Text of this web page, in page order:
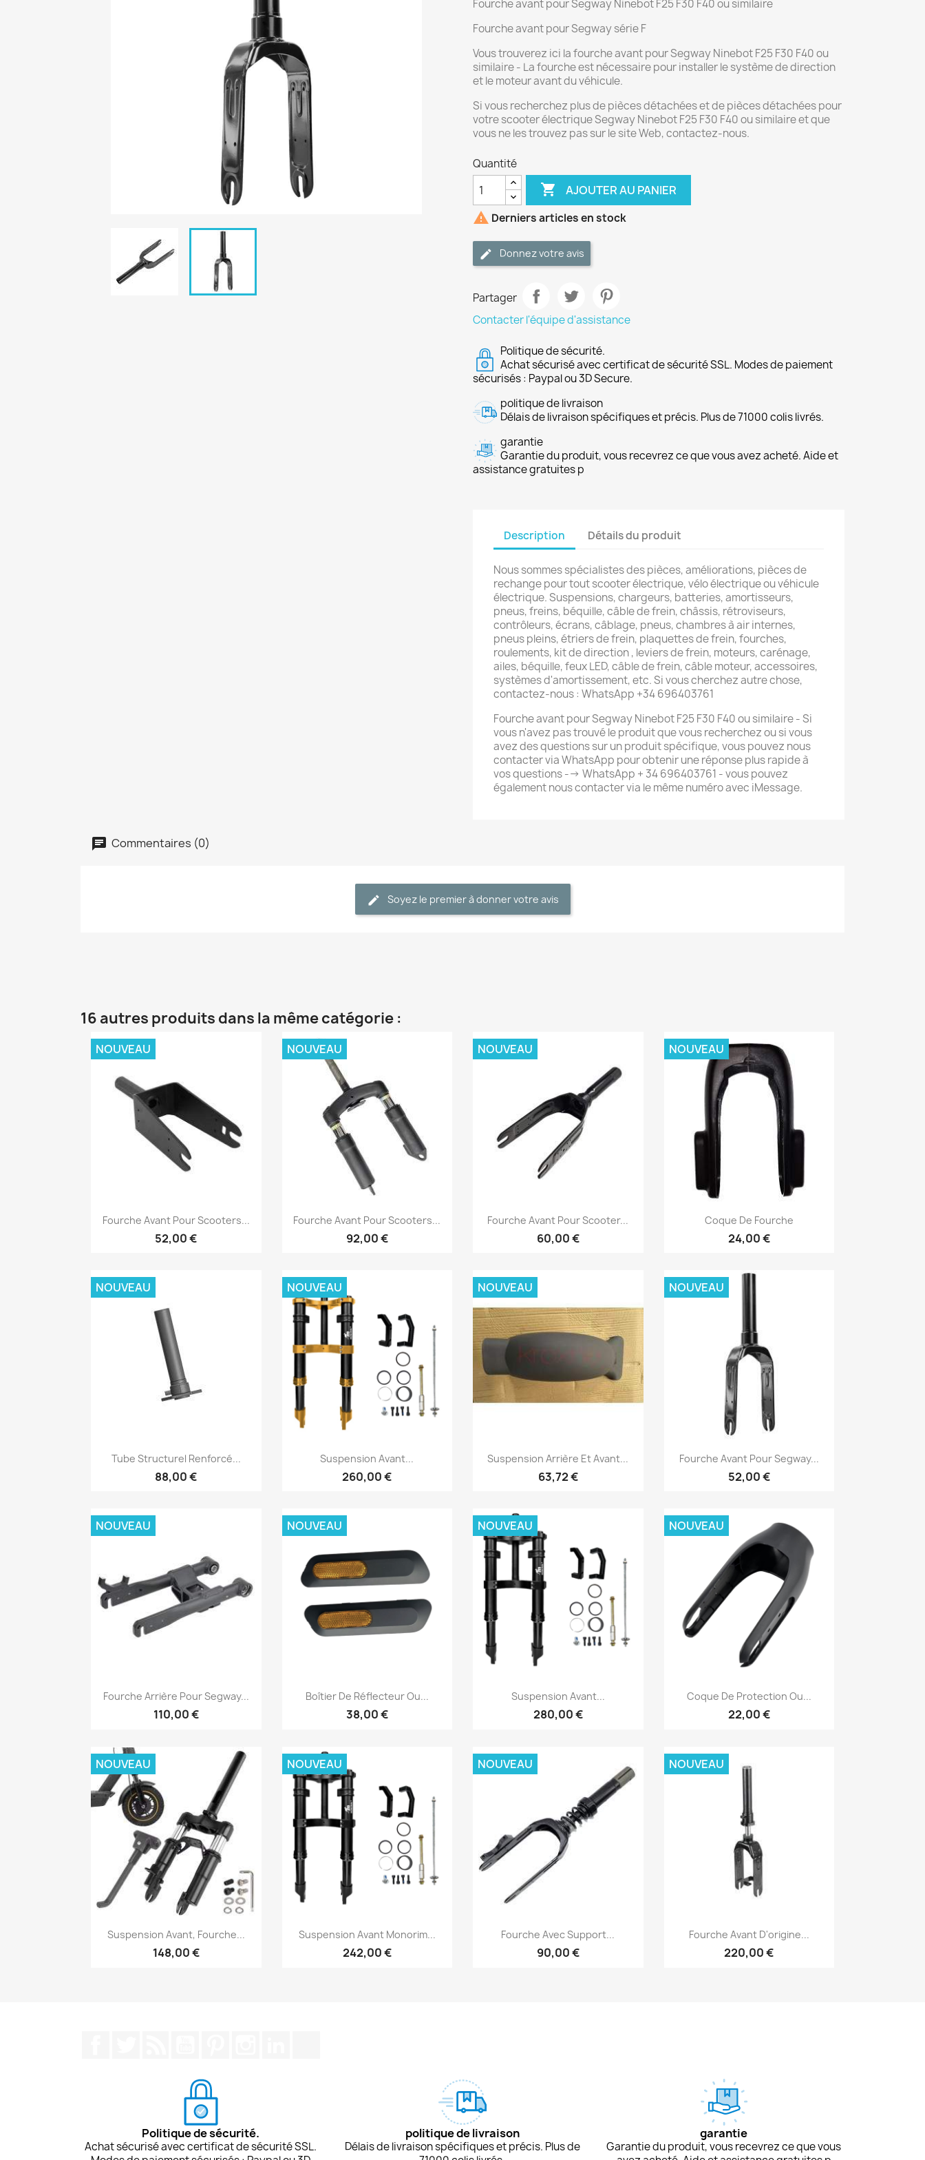
Fourche avant pour Segway Ninebot F25 F30 F40 ou similaire
Fourche avant pour Segway série F
Vous trouverez ici la fourche avant pour Segway Ninebot F25 F30 F40 ou
similaire - La fourche est nécessaire pour installer le système de direction
et le moteur avant du véhicule.
Si vous recherchez plus de pièces détachées et de pièces détachées pour
votre scooter électrique Segway Ninebot F25 F30 F40 ou similaire et que
vous ne les trouvez pas sur le site Web, contactez-nous.
Quantité
 AJOUTER AU PANIER
 Derniers articles en stock
Donnez votre avis
Partager
Contacter l'équipe d'assistance
Politique de sécurité.
Achat sécurisé avec certificat de sécurité SSL. Modes de paiement
sécurisés : Paypal ou 3D Secure.
politique de livraison
Délais de livraison spécifiques et précis. Plus de 71000 colis livrés.
garantie
Garantie du produit, vous recevrez ce que vous avez acheté. Aide et
assistance gratuites p
Description Détails du produit
Nous sommes spécialistes des pièces, améliorations, pièces de
rechange pour tout scooter électrique, vélo électrique ou véhicule
électrique. Suspensions, chargeurs, batteries, amortisseurs,
pneus, freins, béquille, câble de frein, châssis, rétroviseurs,
contrôleurs, écrans, câblage, pneus, chambres à air internes,
pneus pleins, étriers de frein, plaquettes de frein, fourches,
roulements, kit de direction , leviers de frein, moteurs, carénage,
ailes, béquille, feux LED, câble de frein, câble moteur, accessoires,
systèmes d'amortissement, etc. Si vous cherchez autre chose,
contactez-nous : WhatsApp +34 696403761
Fourche avant pour Segway Ninebot F25 F30 F40 ou similaire - Si
vous n'avez pas trouvé le produit que vous recherchez ou si vous
avez des questions sur un produit spécifique, vous pouvez nous
contacter via WhatsApp pour obtenir une réponse plus rapide à
vos questions --> WhatsApp + 34 696403761 - vous pouvez
également nous contacter via le même numéro avec iMessage.
Commentaires (0)
Soyez le premier à donner votre avis
16 autres produits dans la même catégorie :
Aperçu rapide
Fourche Avant Pour Scooters...
52,00 €
NOUVEAU
Aperçu rapide
Fourche Avant Pour Scooters...
92,00 €
NOUVEAU
 Aperçu rapide
Fourche Avant Pour Scooter...
60,00 €
NOUVEAU
Aperçu rapide
Coque De Fourche
24,00 €
NOUVEAU
Aperçu rapide
Tube Structurel Renforcé...
88,00 €
NOUVEAU
Aperçu rapide
Suspension Avant...
260,00 €
NOUVEAU
Aperçu rapide
Suspension Arrière Et Avant...
63,72 €
NOUVEAU
 Aperçu rapide
Fourche Avant Pour Segway...
52,00 €
NOUVEAU
Aperçu rapide
Fourche Arrière Pour Segway...
110,00 €
NOUVEAU
Aperçu rapide
Boîtier De Réflecteur Ou...
38,00 €
NOUVEAU
Aperçu rapide
Suspension Avant...
280,00 €
NOUVEAU
Aperçu rapide
Coque De Protection Ou...
22,00 €
NOUVEAU
Aperçu rapide
Suspension Avant, Fourche...
148,00 €
NOUVEAU
Aperçu rapide
Suspension Avant Monorim...
242,00 €
NOUVEAU
Aperçu rapide
Fourche Avec Support...
90,00 €
NOUVEAU
Aperçu rapide
Fourche Avant D'origine...
220,00 €
NOUVEAU
Politique de sécurité.
Achat sécurisé avec certificat de sécurité SSL.
politique de livraison
Délais de livraison spécifiques et précis. Plus de
garantie
Garantie du produit, vous recevrez ce que vous